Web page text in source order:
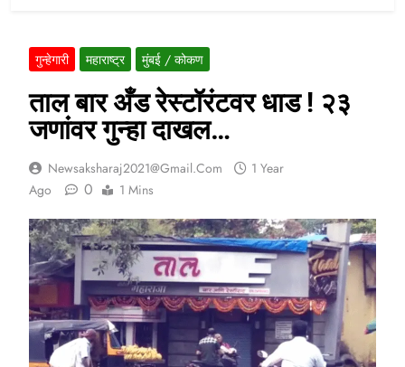
गुन्हेगारी महाराष्ट्र मुंबई / कोकण
ताल बार अँड रेस्टॉरंटवर धाड ! २३
जणांवर गुन्हा दाखल…
Newsaksharaj2021@gmail.com
1 Year
Ago
0 1 Mins